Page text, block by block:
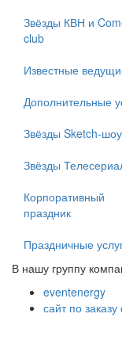
Звёзды КВН и
club
Известные
Дополнительные
Звёзды Sketch-шоу
Звёзды
Корпоративный
праздник
Праздничные
В нашу группу
eventenergy
сайт по